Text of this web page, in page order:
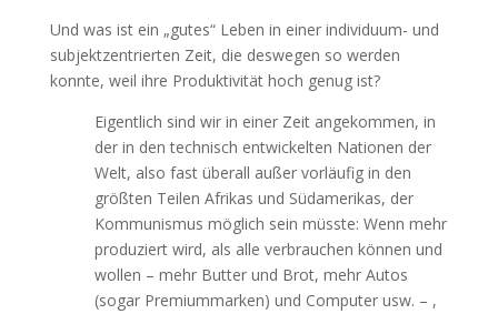
Und was ist ein „gutes“ Leben in einer individuum- und
subjektzentrierten Zeit, die deswegen so werden
konnte, weil ihre Produktivität hoch genug ist?
Eigentlich sind wir in einer Zeit angekommen, in
der in den technisch entwickelten Nationen der
Welt, also fast überall außer vorläufig in den
größten Teilen Afrikas und Südamerikas, der
Kommunismus möglich sein müsste: Wenn mehr
produziert wird, als alle verbrauchen können und
wollen – mehr Butter und Brot, mehr Autos
(sogar Premiummarken) und Computer usw. – ,